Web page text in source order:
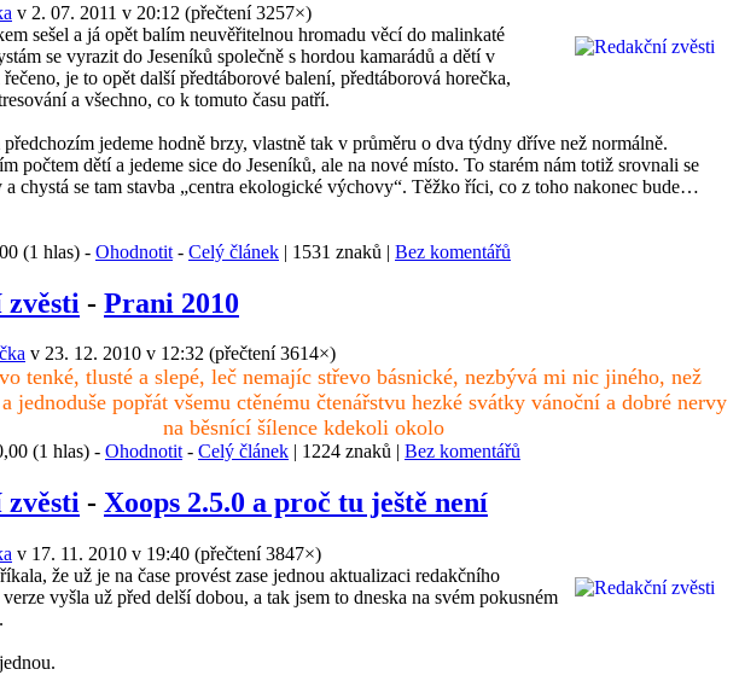
v 2. 07. 2011 v 20:12 (přečtení 3257×)
sešel a já opět balím neuvěřitelnou hromadu věcí do malinkaté
se vyrazit do Jeseníků společně s hordou kamarádů a dětí v
je to opět další předtáborové balení, předtáborová horečka,
a všechno, co k tomuto času patří.
jedeme hodně brzy, vlastně tak v průměru o dva týdny dříve než normálně.
počtem dětí a jedeme sice do Jeseníků, ale na nové místo. To starém nám totiž srovnali se
a chystá se tam stavba „centra ekologické výchovy“. Těžko říci, co z toho nakonec bude…
(1 hlas) - Ohodnotit - Celý článek | 1531 znaků | Bez komentářů
zvěsti - Prani 2010
v 23. 12. 2010 v 12:32 (přečtení 3614×)
tenké, tlusté a slepé, leč nemajíc střevo básnické, nezbývá mi nic jiného, než
jednoduše popřát všemu ctěnému čtenářstvu hezké svátky vánoční a dobré nervy
na běsnící šílence kdekoli okolo
(1 hlas) - Ohodnotit- Celý článek | 1224 znaků | Bez komentářů
zvěsti - Xoops 2.5.0 a proč tu ještě není
v 17. 11. 2010 v 19:40 (přečtení 3847×)
že už je na čase provést zase jednou aktualizaci redakčního
vyšla už před delší dobou, a tak jsem to dneska na svém pokusném